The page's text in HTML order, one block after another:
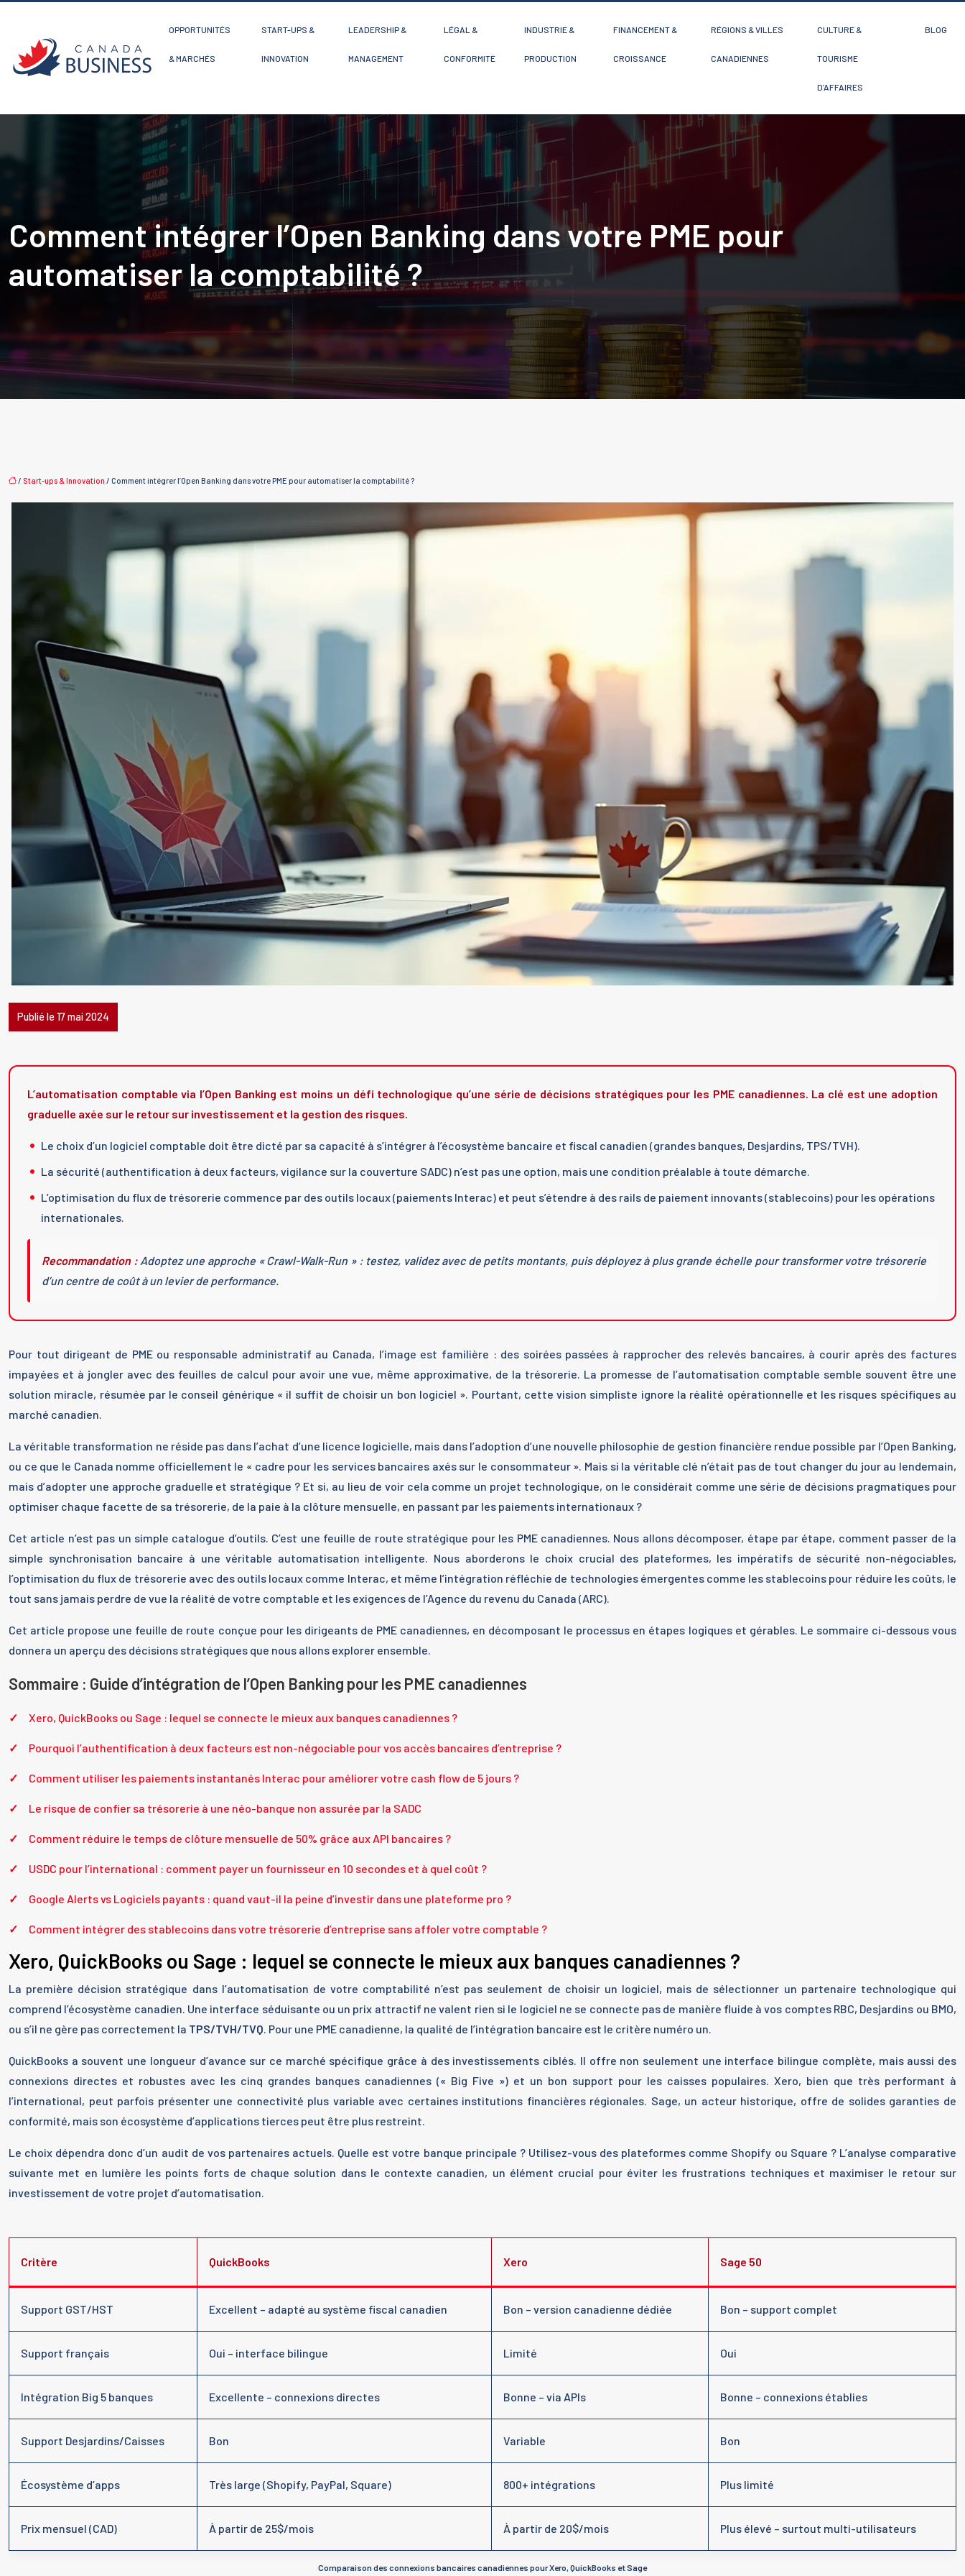
OPPORTUNITÉS
& MARCHÉS
START-UPS &
INNOVATION
LEADERSHIP &
MANAGEMENT
LÉGAL &
CONFORMITÉ
INDUSTRIE &
PRODUCTION
FINANCEMENT &
CROISSANCE
RÉGIONS & VILLES
CANADIENNES
CULTURE &
TOURISME
D’AFFAIRES
BLOG
Comment intégrer l’Open Banking dans votre PME pour
automatiser la comptabilité ?
/ Start-ups & Innovation / Comment intégrer l’Open Banking dans votre PME pour automatiser la comptabilité ?
Publié le 17 mai 2024
L’automatisation comptable via l’Open Banking est moins un défi technologique qu’une série de décisions stratégiques pour les PME canadiennes. La clé est une adoption
graduelle axée sur le retour sur investissement et la gestion des risques.
Le choix d’un logiciel comptable doit être dicté par sa capacité à s’intégrer à l’écosystème bancaire et fiscal canadien (grandes banques, Desjardins, TPS/TVH).
La sécurité (authentification à deux facteurs, vigilance sur la couverture SADC) n’est pas une option, mais une condition préalable à toute démarche.
L’optimisation du flux de trésorerie commence par des outils locaux (paiements Interac) et peut s’étendre à des rails de paiement innovants (stablecoins) pour les opérations
internationales.
Recommandation :Adoptez une approche « Crawl-Walk-Run » : testez, validez avec de petits montants, puis déployez à plus grande échelle pour transformer votre trésorerie
d’un centre de coût à un levier de performance.
Pour tout dirigeant de PME ou responsable administratif au Canada, l’image est familière : des soirées passées à rapprocher des relevés bancaires, à courir après des factures
impayées et à jongler avec des feuilles de calcul pour avoir une vue, même approximative, de la trésorerie. La promesse de l’automatisation comptable semble souvent être une
solution miracle, résumée par le conseil générique « il suffit de choisir un bon logiciel ». Pourtant, cette vision simpliste ignore la réalité opérationnelle et les risques spécifiques au
marché canadien.
La véritable transformation ne réside pas dans l’achat d’une licence logicielle, mais dans l’adoption d’une nouvelle philosophie de gestion financière rendue possible par l’Open Banking,
ou ce que le Canada nomme officiellement le « cadre pour les services bancaires axés sur le consommateur ». Mais si la véritable clé n’était pas de tout changer du jour au lendemain,
mais d’adopter une approche graduelle et stratégique ? Et si, au lieu de voir cela comme un projet technologique, on le considérait comme une série de décisions pragmatiques pour
optimiser chaque facette de sa trésorerie, de la paie à la clôture mensuelle, en passant par les paiements internationaux ?
Cet article n’est pas un simple catalogue d’outils. C’est une feuille de route stratégique pour les PME canadiennes. Nous allons décomposer, étape par étape, comment passer de la
simple synchronisation bancaire à une véritable automatisation intelligente. Nous aborderons le choix crucial des plateformes, les impératifs de sécurité non-négociables,
l’optimisation du flux de trésorerie avec des outils locaux comme Interac, et même l’intégration réfléchie de technologies émergentes comme les stablecoins pour réduire les coûts, le
tout sans jamais perdre de vue la réalité de votre comptable et les exigences de l’Agence du revenu du Canada (ARC).
Cet article propose une feuille de route conçue pour les dirigeants de PME canadiennes, en décomposant le processus en étapes logiques et gérables. Le sommaire ci-dessous vous
donnera un aperçu des décisions stratégiques que nous allons explorer ensemble.
Sommaire : Guide d’intégration de l’Open Banking pour les PME canadiennes
Xero, QuickBooks ou Sage : lequel se connecte le mieux aux banques canadiennes ?
Pourquoi l’authentification à deux facteurs est non-négociable pour vos accès bancaires d’entreprise ?
Comment utiliser les paiements instantanés Interac pour améliorer votre cash flow de 5 jours ?
Le risque de confier sa trésorerie à une néo-banque non assurée par la SADC
Comment réduire le temps de clôture mensuelle de 50% grâce aux API bancaires ?
USDC pour l’international : comment payer un fournisseur en 10 secondes et à quel coût ?
Google Alerts vs Logiciels payants : quand vaut-il la peine d’investir dans une plateforme pro ?
Comment intégrer des stablecoins dans votre trésorerie d’entreprise sans affoler votre comptable ?
Xero, QuickBooks ou Sage : lequel se connecte le mieux aux banques canadiennes ?
La première décision stratégique dans l’automatisation de votre comptabilité n’est pas seulement de choisir un logiciel, mais de sélectionner un partenaire technologique qui
comprend l’écosystème canadien. Une interface séduisante ou un prix attractif ne valent rien si le logiciel ne se connecte pas de manière fluide à vos comptes RBC, Desjardins ou BMO,
ou s’il ne gère pas correctement la TPS/TVH/TVQ. Pour une PME canadienne, la qualité de l’intégration bancaire est le critère numéro un.
QuickBooks a souvent une longueur d’avance sur ce marché spécifique grâce à des investissements ciblés. Il offre non seulement une interface bilingue complète, mais aussi des
connexions directes et robustes avec les cinq grandes banques canadiennes (« Big Five ») et un bon support pour les caisses populaires. Xero, bien que très performant à
l’international, peut parfois présenter une connectivité plus variable avec certaines institutions financières régionales. Sage, un acteur historique, offre de solides garanties de
conformité, mais son écosystème d’applications tierces peut être plus restreint.
Le choix dépendra donc d’un audit de vos partenaires actuels. Quelle est votre banque principale ? Utilisez-vous des plateformes comme Shopify ou Square ? L’analyse comparative
suivante met en lumière les points forts de chaque solution dans le contexte canadien, un élément crucial pour éviter les frustrations techniques et maximiser le retour sur
investissement de votre projet d’automatisation.
Comparaison des connexions bancaires canadiennes pour Xero, QuickBooks et Sage
Critère QuickBooks Xero Sage 50
Support GST/HST Excellent – adapté au système fiscal canadien Bon – version canadienne dédiée Bon – support complet
Support français Oui – interface bilingue Limité Oui
Intégration Big 5 banques Excellente – connexions directes Bonne – via APIs Bonne – connexions établies
Support Desjardins/Caisses Bon Variable Bon
Écosystème d’apps Très large (Shopify, PayPal, Square) 800+ intégrations Plus limité
Prix mensuel (CAD) À partir de 25$/mois À partir de 20$/mois Plus élevé – surtout multi-utilisateurs